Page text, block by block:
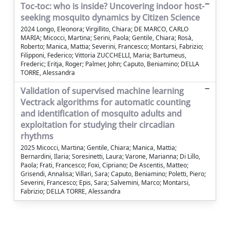
Toc-toc: who is inside? Uncovering indoor host-
seeking mosquito dynamics by Citizen Science
2024 Longo, Eleonora; Virgillito, Chiara; DE MARCO, CARLO
MARIA; Micocci, Martina; Serini, Paola; Gentile, Chiara; Rosà,
Roberto; Manica, Mattia; Severini, Francesco; Montarsi, Fabrizio;
Filipponi, Federico; Vittoria ZUCCHELLI, Maria; Bartumeus,
Frederic; Eritja, Roger; Palmer, John; Caputo, Beniamino; DELLA
TORRE, Alessandra
Validation of supervised machine learning
Vectrack algorithms for automatic counting
and identification of mosquito adults and
exploitation for studying their circadian
rhythms
2025 Micocci, Martina; Gentile, Chiara; Manica, Mattia;
Bernardini, Ilaria; Soresinetti, Laura; Varone, Marianna; Di Lillo,
Paola; Frati, Francesco; Foxi, Cipriano; De Ascentis, Matteo;
Grisendi, Annalisa; Villari, Sara; Caputo, Beniamino; Poletti, Piero;
Severini, Francesco; Epis, Sara; Salvemini, Marco; Montarsi,
Fabrizio; DELLA TORRE, Alessandra